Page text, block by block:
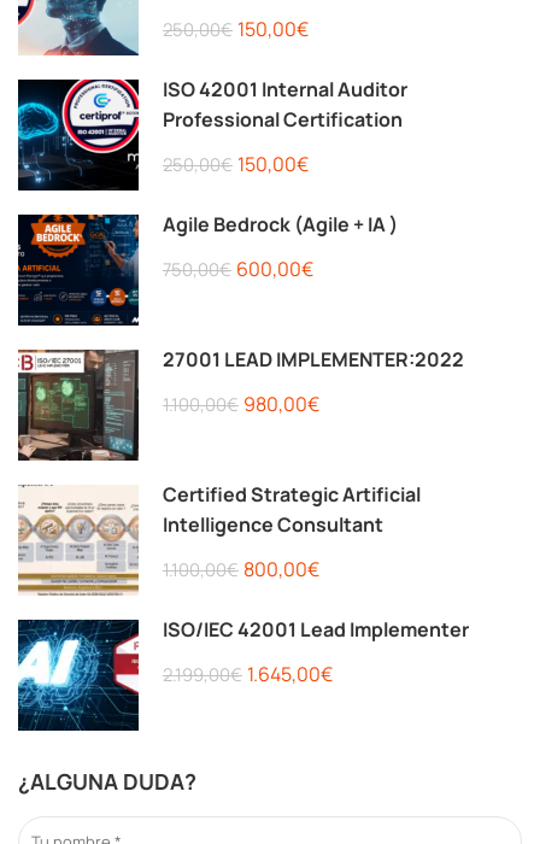
250,00€ 150,00€
ISO 42001 Internal Auditor
Professional Certification
250,00€ 150,00€
Agile Bedrock (Agile + IA )
750,00€ 600,00€
27001 LEAD IMPLEMENTER:2022
1.100,00€ 980,00€
Certified Strategic Artificial
Intelligence Consultant
1.100,00€ 800,00€
ISO/IEC 42001 Lead Implementer
2.199,00€ 1.645,00€
¿ALGUNA DUDA?